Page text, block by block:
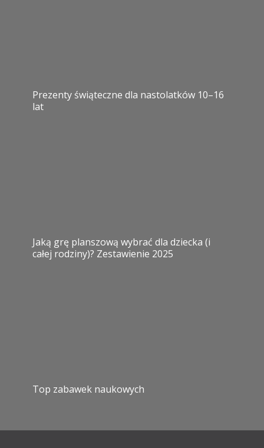
Prezenty świąteczne dla nastolatków 10–16
lat
Jaką grę planszową wybrać dla dziecka (i
całej rodziny)? Zestawienie 2025
Top zabawek naukowych